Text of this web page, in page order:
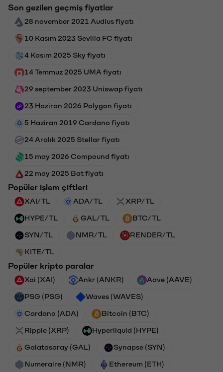
Son gezilen geçmiş fiyatlar
28 november 2021 Audius fiyatı
10 Kasım 2023 Sevilla FC fiyatı
4 Kasım 2025 Sky fiyatı
14 Temmuz 2025 UMA fiyatı
29 september 2023 Uniswap fiyatı
23 Haziran 2026 Polygon fiyatı
5 Haziran 2019 Cardano fiyatı
24 Aralık 2025 Stellar fiyatı
15 may 2026 Compound fiyatı
22 may 2025 Bat fiyatı
Popüler işlem çiftleri
XAI/TL ADA/TL XRP/TL
HYPE/TL GAL/TL BTC/TL
SYN/TL NMR/TL RENDER/TL
KITE/TL
Popüler kripto paralar
Xai (XAI) Ankr (ANKR) Aave (AAVE)
PSG (PSG) Waves (WAVES)
Cardano (ADA) Bitcoin (BTC)
Ripple (XRP) Hyperliquid (HYPE)
Galatasaray (GAL) Synapse (SYN)
Numeraire (NMR) Ethereum (ETH)